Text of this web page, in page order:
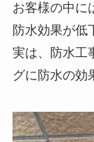
お客様の中に
防水効果が低
実は、防水工
グに防水の効